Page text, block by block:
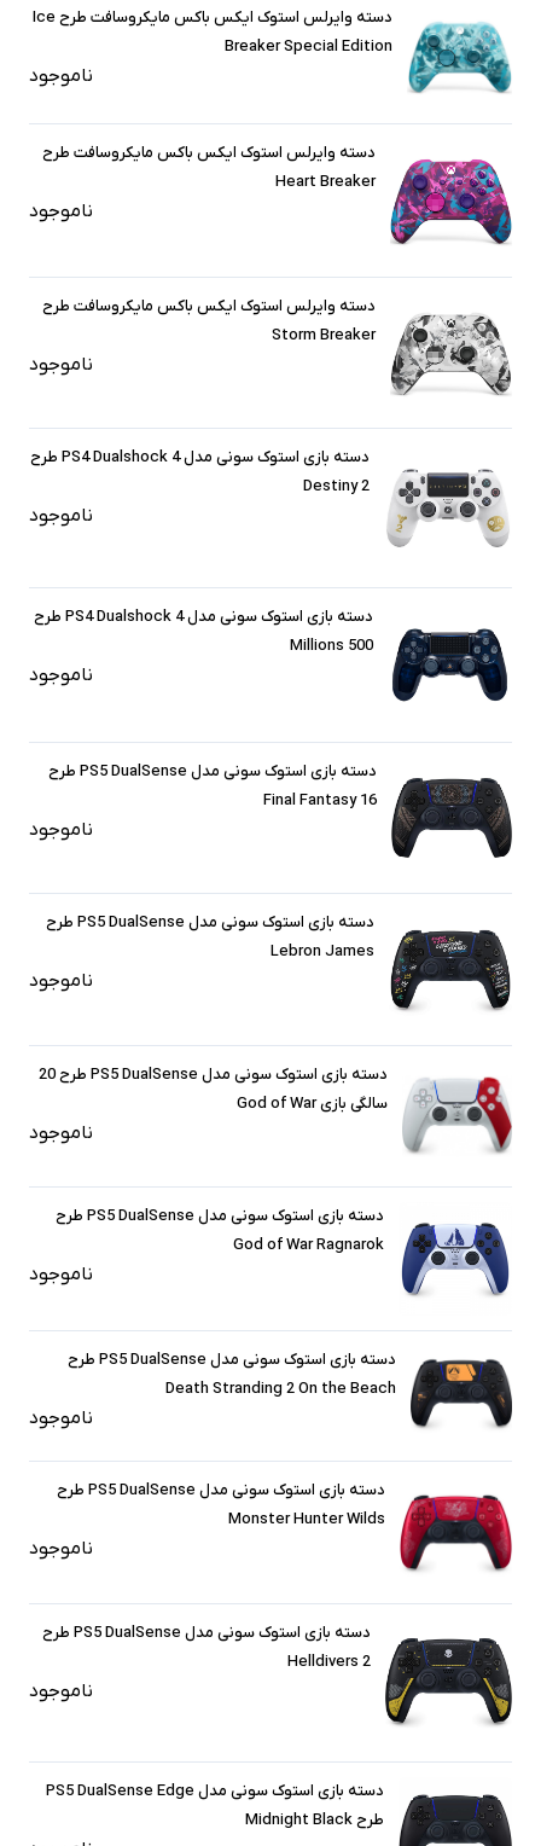
دسته وایرلس استوک ایکس باکس مایکروسافت طرح Ice
Breaker Special Edition
ناموجود
دسته وایرلس استوک ایکس باکس مایکروسافت طرح
Heart Breaker
ناموجود
دسته وایرلس استوک ایکس باکس مایکروسافت طرح
Storm Breaker
ناموجود
دسته بازی استوک سونی مدل PS4 Dualshock 4 طرح
Destiny 2
ناموجود
دسته بازی استوک سونی مدل PS4 Dualshock 4 طرح
500 Millions
ناموجود
دسته بازی استوک سونی مدل PS5 DualSense طرح
Final Fantasy 16
ناموجود
دسته بازی استوک سونی مدل PS5 DualSense طرح
Lebron James
ناموجود
دسته بازی استوک سونی مدل PS5 DualSense طرح 20
سالگی بازی God of War
ناموجود
دسته بازی استوک سونی مدل PS5 DualSense طرح
God of War Ragnarok
ناموجود
دسته بازی استوک سونی مدل PS5 DualSense طرح
Death Stranding 2 On the Beach
ناموجود
دسته بازی استوک سونی مدل PS5 DualSense طرح
Monster Hunter Wilds
ناموجود
دسته بازی استوک سونی مدل PS5 DualSense طرح
Helldivers 2
ناموجود
دسته بازی استوک سونی مدل PS5 DualSense Edge
طرح Midnight Black